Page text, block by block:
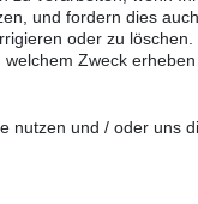
und fordern dies
oder zu löschen.
Zweck
und / oder